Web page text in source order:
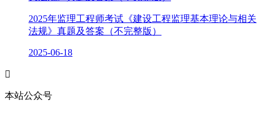
2025年监理工程师考试《建设工程监理基本理论与相关
法规》真题及答案（不完整版）
2025-06-18

本站公众号